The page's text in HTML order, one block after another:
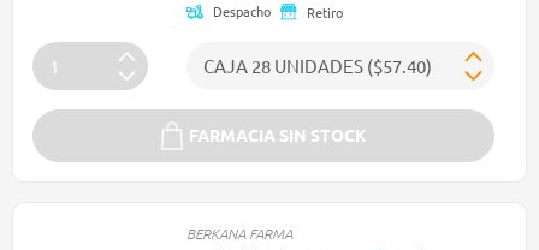
Despacho Retiro
FARMACIA SIN STOCK
BERKANA FARMA